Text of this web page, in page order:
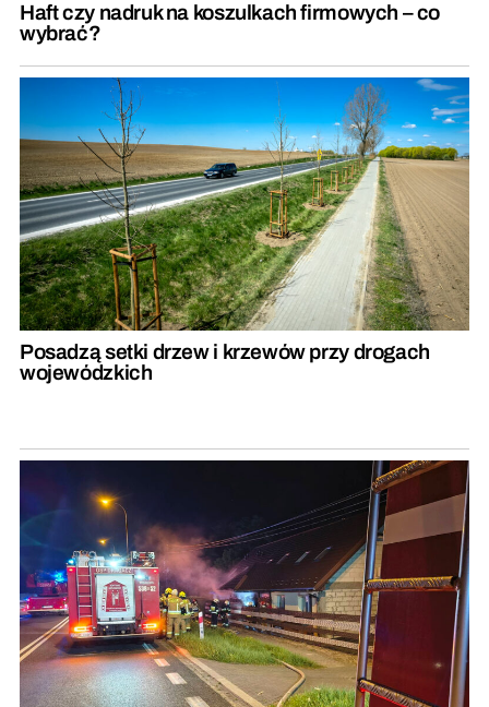
Haft czy nadruk na koszulkach firmowych – co
wybrać?
Posadzą setki drzew i krzewów przy drogach
wojewódzkich